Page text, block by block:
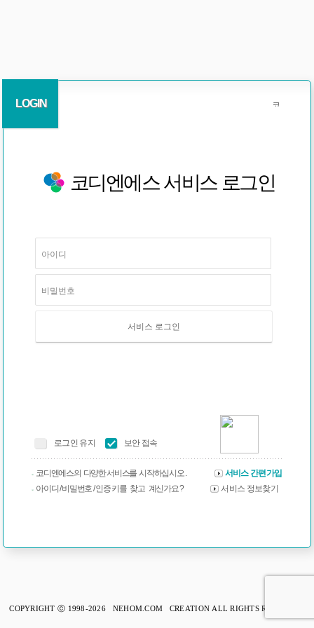
LOGIN
코디엔에스 서비스 로그인
서비스 로그인
로그인 유지 보안 접속
코디엔에스의 다양한 서비스를 시작하십시오 .
서비스 간편가입
아이디 / 비밀번호 / 인증 키를 찾고 계신가요 ?
서비스 정보찾기
COPYRIGHT ⓒ 1998-2026 NEHOM.COM CREATION ALL RIGHTS RESERVED.